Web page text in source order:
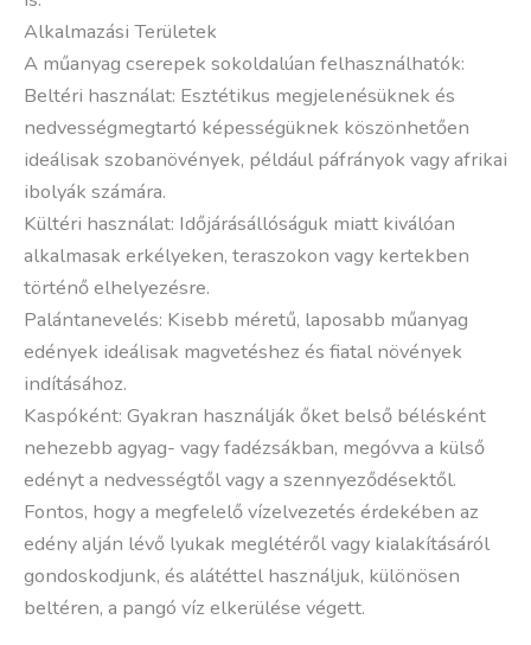
Alkalmazási Területek
A műanyag cserepek sokoldalúan felhasználhatók:
Beltéri használat: Esztétikus megjelenésüknek és
nedvességmegtartó képességüknek köszönhetően
ideálisak szobanövények, például páfrányok vagy afrikai
ibolyák számára.
Kültéri használat: Időjárásállóságuk miatt kiválóan
alkalmasak erkélyeken, teraszokon vagy kertekben
történő elhelyezésre.
Palántanevelés: Kisebb méretű, laposabb műanyag
edények ideálisak magvetéshez és fiatal növények
indításához.
Kaspóként: Gyakran használják őket belső bélésként
nehezebb agyag- vagy fadézsákban, megóvva a külső
edényt a nedvességtől vagy a szennyeződésektől.
Fontos, hogy a megfelelő vízelvezetés érdekében az
edény alján lévő lyukak meglétéről vagy kialakításáról
gondoskodjunk, és alátéttel használjuk, különösen
beltéren, a pangó víz elkerülése végett.